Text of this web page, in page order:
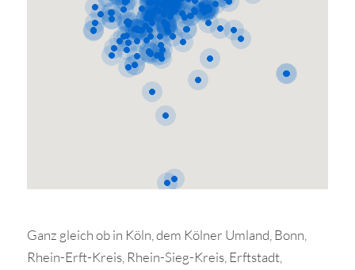
Ganz gleich ob in Köln, dem Kölner Umland, Bonn,
Rhein-Erft-Kreis, Rhein-Sieg-Kreis, Erftstadt,